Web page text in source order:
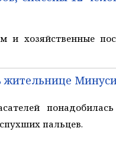
хозяйственные
жительнице
понадобилась
пальцев.